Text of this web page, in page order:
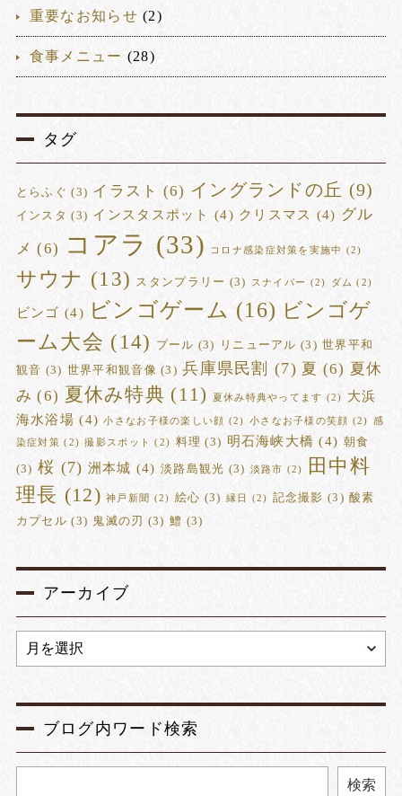
重要なお知らせ (2)
食事メニュー (28)
タグ
とらふぐ (3) イラスト (6) イングランドの丘 (9)
インスタ (3) インスタスポット (4) クリスマス (4) グル
メ (6) コアラ (33) コロナ感染症対策を実施中 (2)
サウナ (13) スタンプラリー (3) スナイパー (2) ダム (2)
ビンゴ (4) ビンゴゲーム (16) ビンゴゲ
ーム大会 (14) プール (3) リニューアル (3) 世界平和
観音 (3) 世界平和観音像 (3) 兵庫県民割 (7) 夏 (6) 夏休
み (6) 夏休み特典 (11) 夏休み特典やってます (2)
大浜
海水浴場 (4) 小さなお子様の楽しい顔 (2) 小さなお子様の笑顔 (2) 感
染症対策 (2) 撮影スポット (2) 料理 (3) 明石海峡大橋 (4) 朝食
(3) 桜 (7) 洲本城 (4) 淡路島観光 (3) 淡路市 (2)
田中料
理長 (12) 神戸新聞 (2) 絵心 (3) 縁日 (2) 記念撮影 (3) 酸素
カプセル (3) 鬼滅の刃 (3) 鱧 (3)
アーカイブ
ブログ内ワード検索
検索